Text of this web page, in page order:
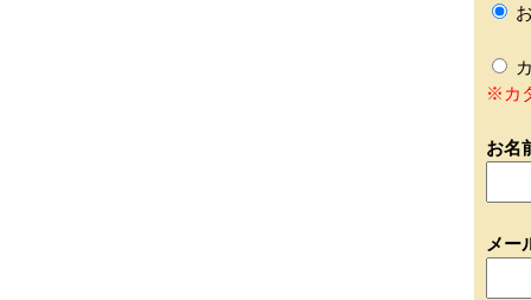
※カ
お名
メー